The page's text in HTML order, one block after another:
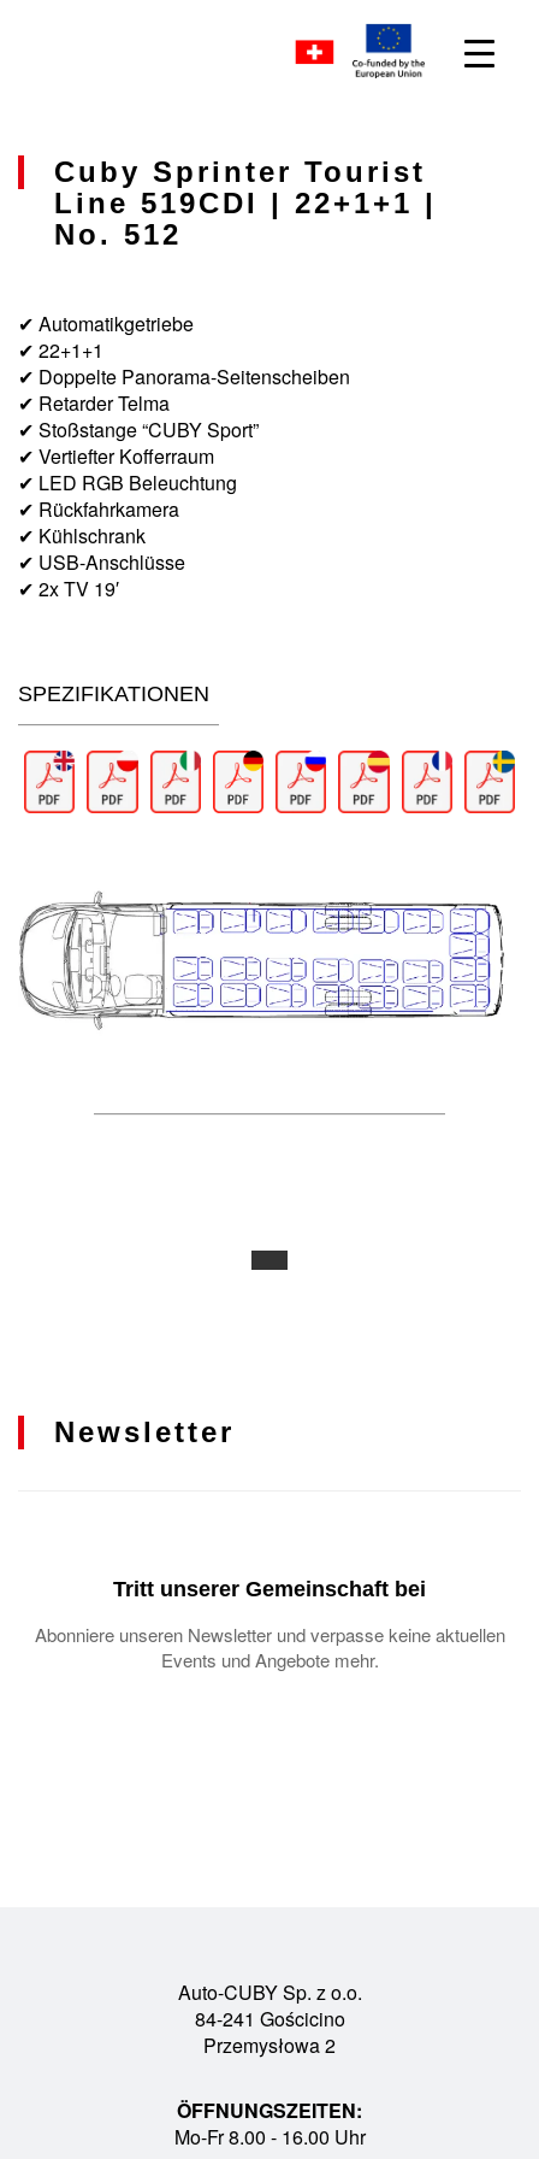
Cuby Sprinter Tourist
Line 519CDI | 22+1+1 |
No. 512
✔ Automatikgetriebe
✔ 22+1+1
✔ Doppelte Panorama-Seitenscheiben
✔ Retarder Telma
✔ Stoßstange “CUBY Sport”
✔ Vertiefter Kofferraum
✔ LED RGB Beleuchtung
✔ Rückfahrkamera
✔ Kühlschrank
✔ USB-Anschlüsse
✔ 2x TV 19′
SPEZIFIKATIONEN
Newsletter
Tritt unserer Gemeinschaft bei
Abonniere unseren Newsletter und verpasse keine aktuellen
Events und Angebote mehr.
Auto-CUBY Sp. z o.o.
84-241 Gościcino
Przemysłowa 2
ÖFFNUNGSZEITEN:
Mo-Fr 8.00 - 16.00 Uhr